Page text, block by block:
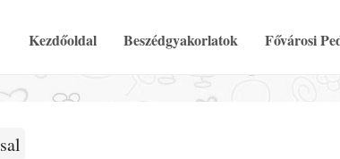
Elsődleges Menü
Tovább a tartalomra
Kezdőoldal Beszédgyakorlatok Fővárosi